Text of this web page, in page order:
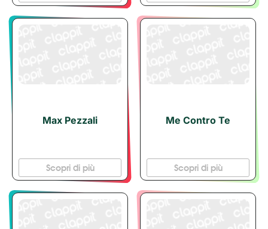
Max Pezzali
Scopri di più
Me Contro Te
Scopri di più